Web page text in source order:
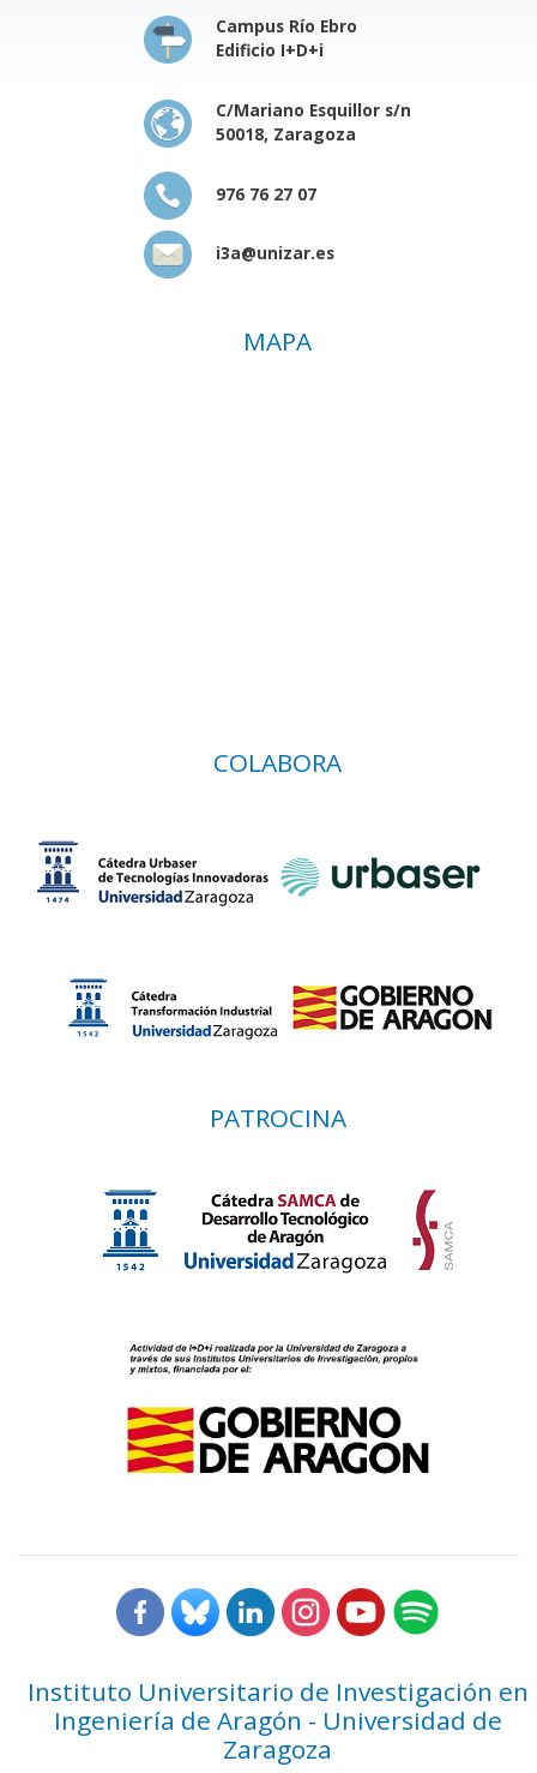
Campus Río Ebro
Edificio I+D+i
C/Mariano Esquillor s/n
50018, Zaragoza
976 76 27 07
i3a@unizar.es
MAPA
COLABORA
PATROCINA
Instituto Universitario de Investigación en
Ingeniería de Aragón - Universidad de
Zaragoza